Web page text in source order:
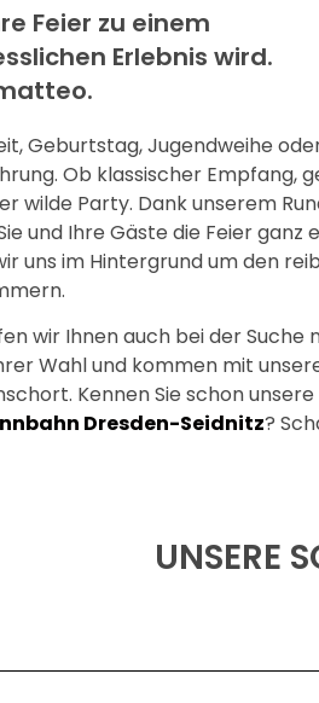
Feier zu einem
Erlebnis wird.
Geburtstag, Jugendweihe
Ob klassischer Empfang,
wilde Party. Dank unserem
und Ihre Gäste die Feier ganz
uns im Hintergrund um den
wir Ihnen auch bei der Suche
Wahl und kommen mit
Kennen Sie schon
Dresden-Seidnitz?
UNSERE